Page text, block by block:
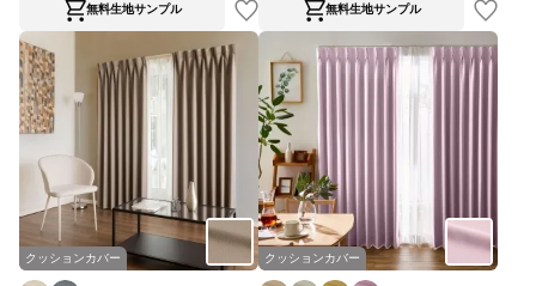
無料生地サンプル 無料生地サンプル
クッションカバー クッションカバー